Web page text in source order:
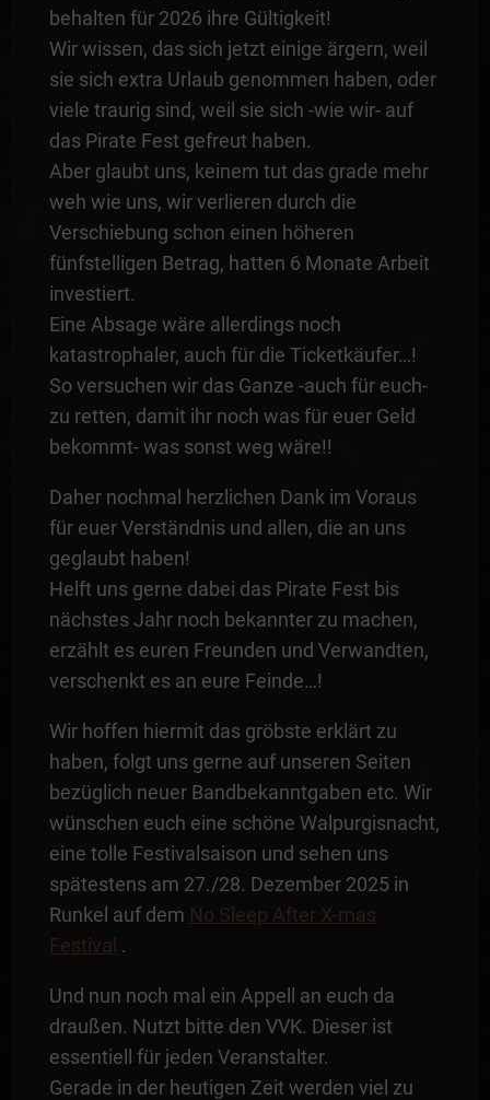
behalten für 2026 ihre Gültigkeit!
Wir wissen, das sich jetzt einige ärgern, weil
sie sich extra Urlaub genommen haben, oder
viele traurig sind, weil sie sich -wie wir- auf
das Pirate Fest gefreut haben.
Aber glaubt uns, keinem tut das grade mehr
weh wie uns, wir verlieren durch die
Verschiebung schon einen höheren
fünfstelligen Betrag, hatten 6 Monate Arbeit
investiert.
Eine Absage wäre allerdings noch
katastrophaler, auch für die Ticketkäufer…!
So versuchen wir das Ganze -auch für euch-
zu retten, damit ihr noch was für euer Geld
bekommt- was sonst weg wäre!!
Daher nochmal herzlichen Dank im Voraus
für euer Verständnis und allen, die an uns
geglaubt haben!
Helft uns gerne dabei das Pirate Fest bis
nächstes Jahr noch bekannter zu machen,
erzählt es euren Freunden und Verwandten,
verschenkt es an eure Feinde…!
Wir hoffen hiermit das gröbste erklärt zu
haben, folgt uns gerne auf unseren Seiten
bezüglich neuer Bandbekanntgaben etc. Wir
wünschen euch eine schöne Walpurgisnacht,
eine tolle Festivalsaison und sehen uns
spätestens am 27./28. Dezember 2025 in
Runkel auf dem No Sleep After X-mas
Festival .
Und nun noch mal ein Appell an euch da
draußen. Nutzt bitte den VVK. Dieser ist
essentiell für jeden Veranstalter.
Gerade in der heutigen Zeit werden viel zu